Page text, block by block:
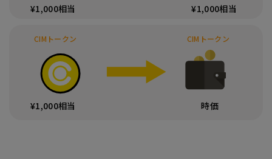
¥1,000相当 ¥1,000相当
CIMトークン CIMトークン
¥1,000相当 時価